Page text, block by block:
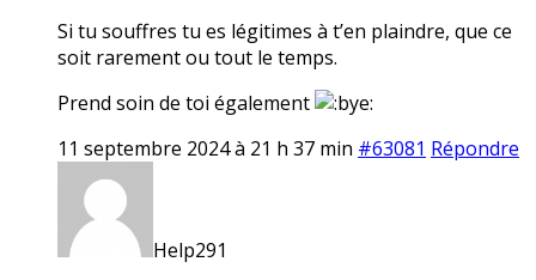
Si tu souffres tu es légitimes à t’en plaindre, que ce
soit rarement ou tout le temps.
Prend soin de toi également
11 septembre 2024 à 21 h 37 min #63081 Répondre
Help291